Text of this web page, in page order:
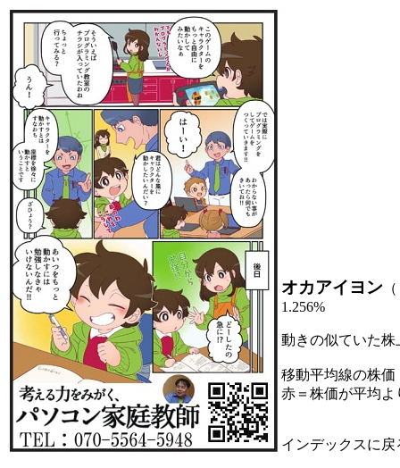
オカアイヨン （
1.256%
動きの似ていた
移動平均線の株価
赤＝株価が平均
インデックスに戻